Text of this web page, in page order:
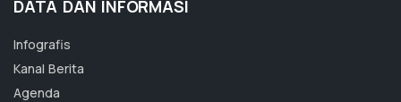
DATA DAN INFORMASI
Infografis
Kanal Berita
Agenda